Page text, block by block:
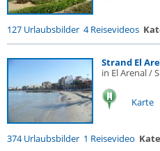
127 Urlaubsbilder 4 Reisevideos
Strand El
in El Arenal /
Karte
374 Urlaubsbilder 1 Reisevideo